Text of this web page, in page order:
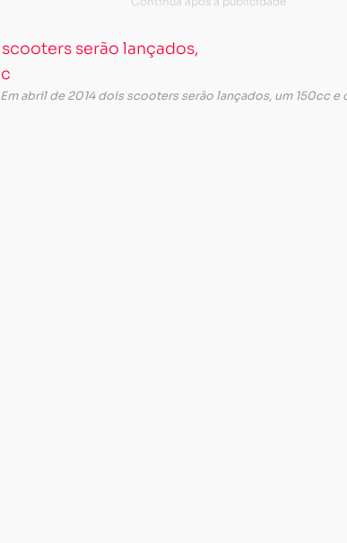
Em abril de 2014 dois scooters serão lançados, um 150cc